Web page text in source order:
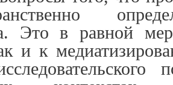
Это в равной
и к